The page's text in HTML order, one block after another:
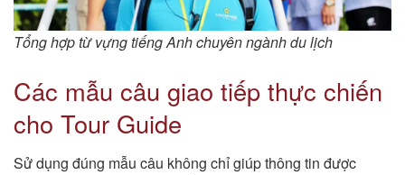
Tổng hợp từ vựng tiếng Anh chuyên ngành du lịch
Các mẫu câu giao tiếp thực chiến
cho Tour Guide
Sử dụng đúng mẫu câu không chỉ giúp thông tin được